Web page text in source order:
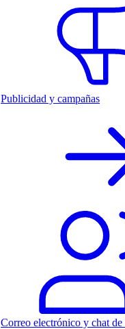
Publicidad y campañas
Correo electrónico y chat de